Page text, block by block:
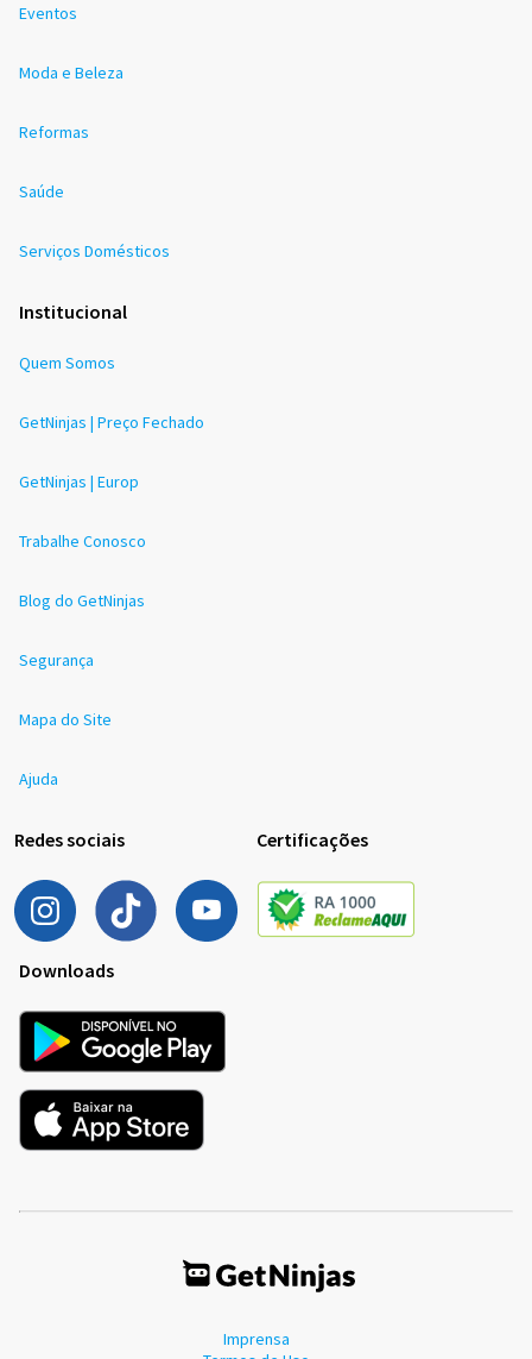
Eventos
Moda e Beleza
Reformas
Saúde
Serviços Domésticos
Institucional
Quem Somos
GetNinjas | Preço Fechado
GetNinjas | Europ
Trabalhe Conosco
Blog do GetNinjas
Segurança
Mapa do Site
Ajuda
Redes sociais Certificações
Downloads
Imprensa